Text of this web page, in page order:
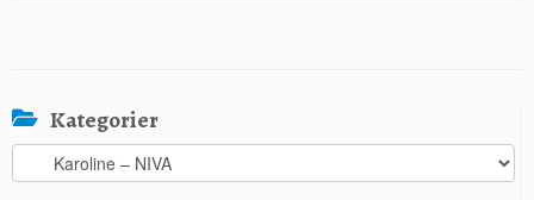
Kategorier
Kategorier